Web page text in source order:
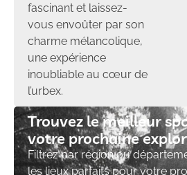
fascinant et laissez-
vous envoûter par son
charme mélancolique,
une expérience
inoubliable au cœur de
l’urbex.
Trouvez le meilleur
votre prochaine
Filtrez par région ou
les lieux parfaits pour votre